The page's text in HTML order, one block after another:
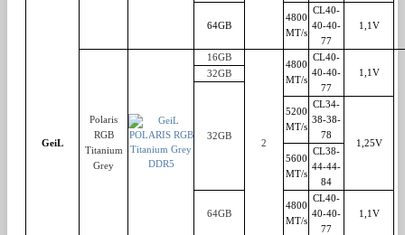
GeiL
64GB
4800
MT/s
CL40-
40-40-
77
1,1V
Polaris
RGB
Titanium
Grey
16GB
2
4800
MT/s
CL40-
40-40-
77
1,1V
32GB
32GB
5200
MT/s
CL34-
38-38-
78
1,25V
5600
MT/s
CL38-
44-44-
84
64GB
4800
MT/s
CL40-
40-40-
77
1,1V